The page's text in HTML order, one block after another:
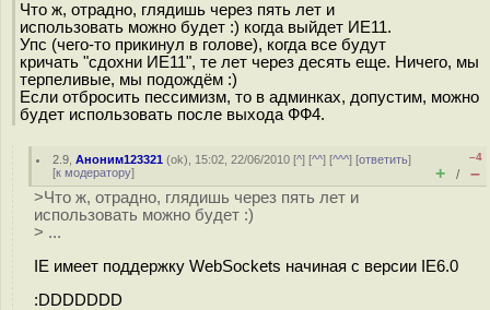
Что ж, отрадно, глядишь через пять лет и
использовать можно будет :) когда выйдет ИЕ11.
Упс (чего-то прикинул в голове), когда все будут
кричать "сдохни ИЕ11", те лет через десять еще. Ничего, мы
терпеливые, мы подождём :)
Если отбросить пессимизм, то в админках, допустим, можно
будет использовать после выхода ФФ4.
2.9 ,Аноним123321 (ok), 15:02, 22/06/2010 [^] [^^] [^^^] [ответить]
[к модератору]
–4
+ / –
>Что ж, отрадно, глядишь через пять лет и
использовать можно будет :)
> ...
IE имеет поддержку WebSockets начиная с версии IE6.0
:DDDDDDD